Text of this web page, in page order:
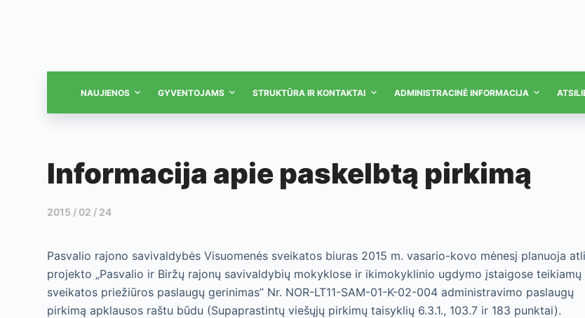
NAUJIENOS GYVENTOJAMS STRUKTŪRA IR KONTAKTAI ADMINISTRACINĖ INFORMACIJA
Informacija apie paskelbtą pirkimą
2015 / 02 / 24
Pasvalio rajono savivaldybės Visuomenės sveikatos biuras 2015 m. vasario-kovo mėnesį planuoja
projekto „Pasvalio ir Biržų rajonų savivaldybių mokyklose ir ikimokyklinio ugdymo įstaigose teikiamų
sveikatos priežiūros paslaugų gerinimas” Nr. NOR-LT11-SAM-01-K-02-004 administravimo paslaugų
pirkimą apklausos raštu būdu (Supaprastintų viešųjų pirkimų taisyklių 6.3.1., 103.7 ir 183 punktai).